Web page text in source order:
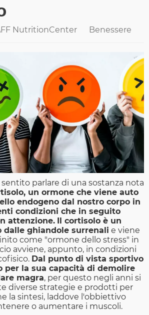
NutritionCenter Benessere
parlare di una sostanza nota
un ormone che viene auto
endogeno dal nostro corpo in
condizioni che in seguito
attenzione. Il cortisolo è un
dalle ghiandole surrenali e viene
come "ormone dello stress" in
avviene, appunto, in condizioni
Dal punto di vista sportivo
per la sua capacità di demolire
magra, per questo negli anni si
diverse strategie e prodotti per
la sintesi, laddove l'obbiettivo
o aumentare i muscoli.